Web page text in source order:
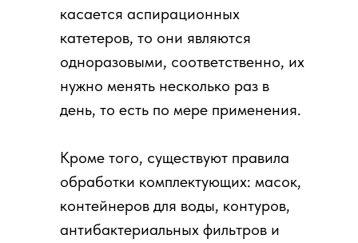
касается аспирационных
катетеров, то они являются
одноразовыми, соответственно, их
нужно менять несколько раз в
день, то есть по мере применения.
Кроме того, существуют правила
обработки комплектующих: масок,
контейнеров для воды, контуров,
антибактериальных фильтров и